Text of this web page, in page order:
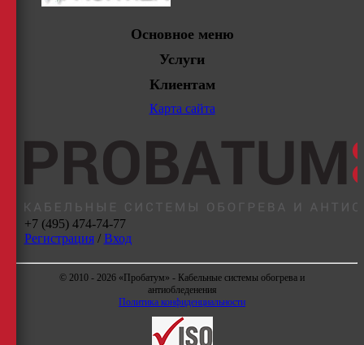
Основное меню
Услуги
Клиентам
Карта сайта
+7 (495) 474-74-77
Регистрация/ Вход
© 2010 - 2026 «Пробатум» - Кабельные системы обогрева и
антиобледенения
Политика конфиденциальности